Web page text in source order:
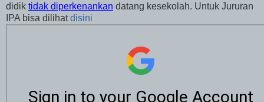
didik tidak diperkenankan datang kesekolah. Untuk Jururan
IPA bisa dilihatdisini